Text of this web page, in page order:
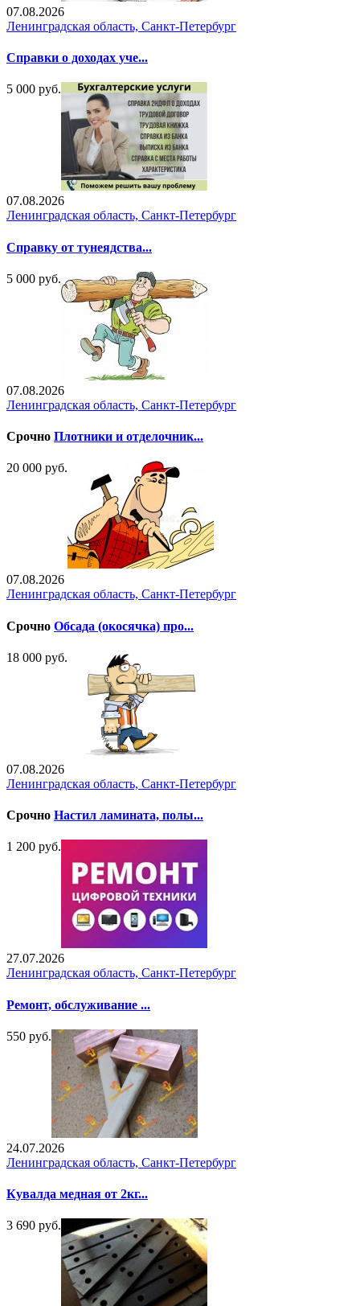
07.08.2026
Ленинградская область, Санкт-Петербург
Справки о доходах уче...
5 000 руб.
07.08.2026
Ленинградская область, Санкт-Петербург
Справку от тунеядства...
5 000 руб.
07.08.2026
Ленинградская область, Санкт-Петербург
Срочно Плотники и отделочник...
20 000 руб.
07.08.2026
Ленинградская область, Санкт-Петербург
Срочно Обсада (окосячка) про...
18 000 руб.
07.08.2026
Ленинградская область, Санкт-Петербург
Срочно Настил ламината, полы...
1 200 руб.
27.07.2026
Ленинградская область, Санкт-Петербург
Ремонт, обслуживание ...
550 руб.
24.07.2026
Ленинградская область, Санкт-Петербург
Кувалда медная от 2кг...
3 690 руб.